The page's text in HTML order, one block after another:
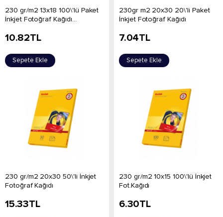
230 gr/m2 13x18 100\'lü Paket
İnkjet Fotoğraf Kağıdı...
10.82TL
Sepete Ekle
230gr m2 20x30 20\'li Paket
İnkjet Fotoğraf Kağıdı
7.04TL
Sepete Ekle
230 gr/m2 20x30 50\'li İnkjet
Fotoğraf Kağıdı
15.33TL
230 gr/m2 10x15 100\'lü İnkjet
Fot.Kağıdı
6.30TL